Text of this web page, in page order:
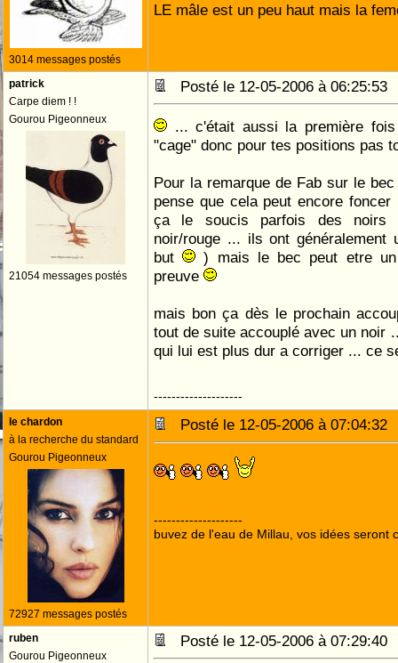
3014 messages postés
LE mâle est un peu haut mais la
patrick
Carpe diem ! !
Gourou Pigeonneux
21054 messages postés
Posté le 12-05-2006 à
... c'était aussi la première
"cage" donc pour tes positions pas
Pour la remarque de Fab sur le
pense que cela peut encore
ça le soucis parfois des noirs
noir/rouge ... ils ont
but
) mais le bec peut etre
preuve
mais bon ça dès le prochain
tout de suite accouplé avec un noir
qui lui est plus dur a corriger ... ce
--------------------
le chardon
à la recherche du standard
Gourou Pigeonneux
72927 messages postés
Posté le 12-05-2006 à
--------------------
buvez de l'eau de Millau, vos idées seront
ruben
Gourou Pigeonneux
Posté le 12-05-2006 à